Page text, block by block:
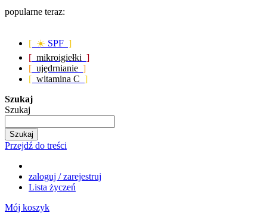
popularne teraz:
[ ☀️ SPF ]
[ mikroigiełki ]
[ ujędrnianie ]
[ witamina C ]
Szukaj
Szukaj
Szukaj
Przejdź do treści
zaloguj / zarejestruj
Lista życzeń
Mój koszyk